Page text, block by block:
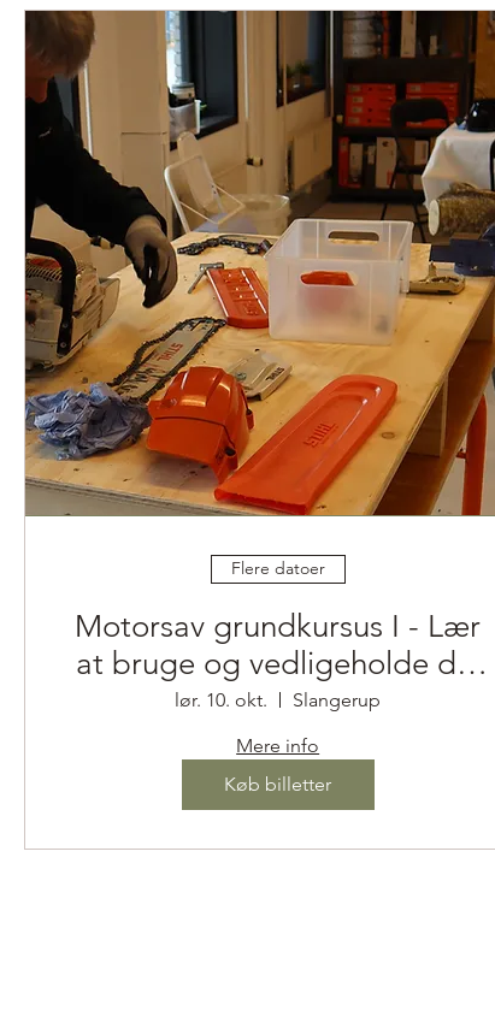
Flere datoer
Motorsav grundkursus I - Lær
at bruge og vedligeholde din
motorsav
lør. 10. okt.
Slangerup
Mere info
Køb billetter